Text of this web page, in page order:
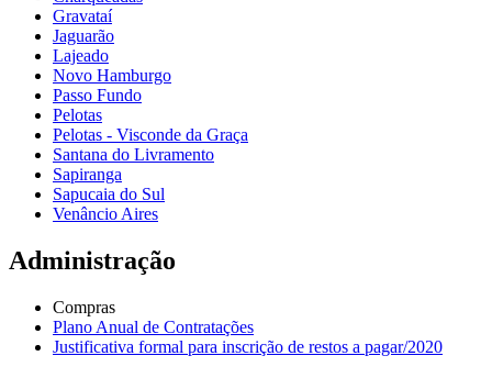
Gravataí
Jaguarão
Lajeado
Novo Hamburgo
Passo Fundo
Pelotas
Pelotas - Visconde da Graça
Santana do Livramento
Sapiranga
Sapucaia do Sul
Venâncio Aires
Administração
Compras
Plano Anual de Contratações
Justificativa formal para inscrição de restos a pagar/2020